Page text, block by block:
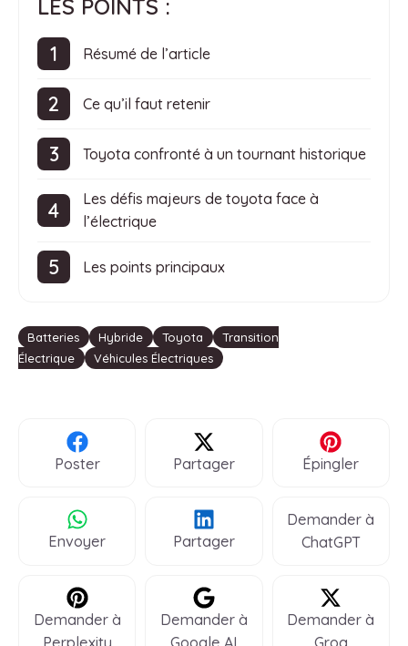
LES POINTS :
Résumé de l’article
Ce qu’il faut retenir
Toyota confronté à un tournant historique
Les défis majeurs de toyota face à
l’électrique
Les points principaux
Étiquettes
Batteries Hybride Toyota
Transition
Électrique
Véhicules Électriques
Poster Partager Épingler
Envoyer Partager
Demander à
ChatGPT
Demander à
Demander à
Demander à